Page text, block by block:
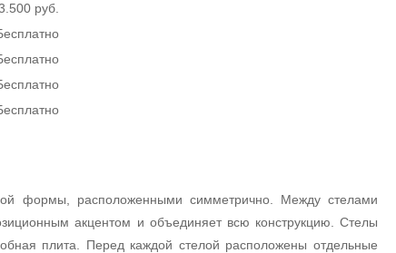
руб.
формы, расположенными симметрично. Между стелами
акцентом и объединяет всю конструкцию. Стелы
плита. Перед каждой стелой расположены отдельные